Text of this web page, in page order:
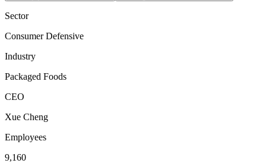
Sector
Consumer Defensive
Industry
Packaged Foods
CEO
Xue Cheng
Employees
9,160